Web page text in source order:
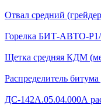
Отвал средний
Горелка БИТ-АВТО-
Щетка средняя КДМ
Распределитель
ДС-142А.05.04.000А